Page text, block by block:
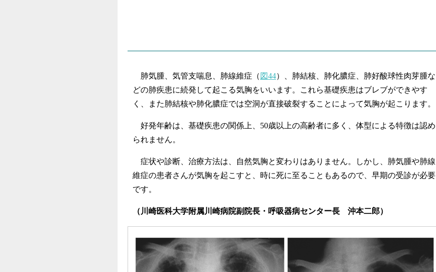
肺気腫、気管支喘息、肺線維症（ 図44）、肺結核、肺化膿症、肺好酸球性肉芽腫な
どの肺疾患に続発して起こる気胸をいいます。これら基礎疾患はブレブができやす
く、また肺結核や肺化膿症では空洞が直接破裂することによって気胸が起こります。
好発年齢は、基礎疾患の関係上、50歳以上の高齢者に多く、体型による特徴は認め
られません。
症状や診断、治療方法は、自然気胸と変わりはありません。しかし、肺気腫や肺線
維症の患者さんが気胸を起こすと、時に死に至ることもあるので、早期の受診が必要
です。
（川崎医科大学附属川崎病院副院長・呼吸器病センター長 沖本二郎）